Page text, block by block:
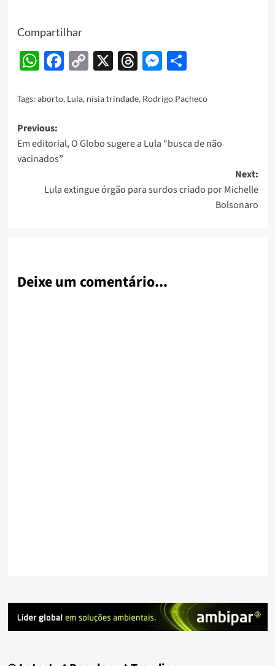
Compartilhar
WhatsApp
Facebook
Copy
X Threads
Messenger
Share
Tags: aborto, Lula, nísia trindade, Rodrigo Pacheco
Post
navigation
Previous:
Em editorial, O Globo sugere a Lula “busca de não
vacinados”
Next:
Lula extingue órgão para surdos criado por Michelle
Bolsonaro
Deixe um comentário...